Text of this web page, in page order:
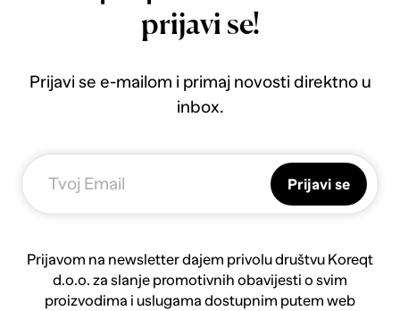
prijavi se!
Prijavi se e-mailom i primaj novosti direktno u
inbox.
Prijavi se
Prijavom na newsletter dajem privolu društvu Koreqt
d.o.o. za slanje promotivnih obavijesti o svim
proizvodima i uslugama dostupnim putem web